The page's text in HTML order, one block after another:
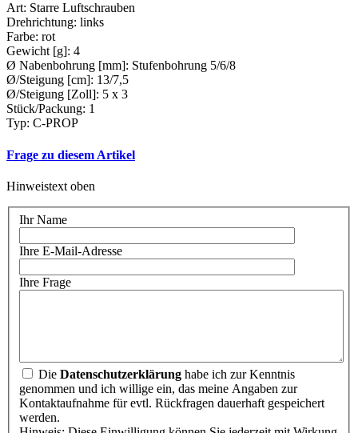
Art: Starre Luftschrauben
Drehrichtung: links
Farbe: rot
Gewicht [g]: 4
Ø Nabenbohrung [mm]: Stufenbohrung 5/6/8
Ø/Steigung [cm]: 13/7,5
Ø/Steigung [Zoll]: 5 x 3
Stück/Packung: 1
Typ: C-PROP
Frage zu diesem Artikel
Hinweistext oben
Ihr Name
Ihre E-Mail-Adresse
Ihre Frage
Die Datenschutzerklärung habe ich zur Kenntnis
genommen und ich willige ein, das meine Angaben zur
Kontaktaufnahme für evtl. Rückfragen dauerhaft gespeichert
werden.